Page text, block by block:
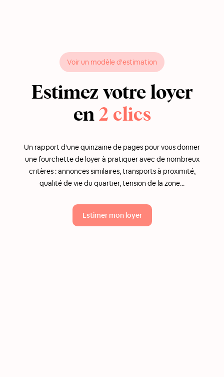
Voir un modèle d'estimation
Estimez votre loyer
en 2 clics
Un rapport d’une quinzaine de pages pour vous donner
une fourchette de loyer à pratiquer avec de nombreux
critères : annonces similaires, transports à proximité,
qualité de vie du quartier, tension de la zone...
Estimer mon loyer